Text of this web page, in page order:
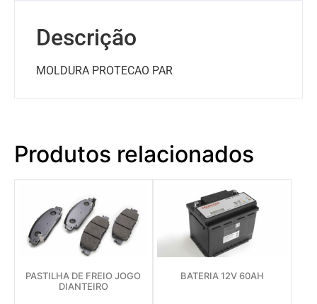
Descrição
MOLDURA PROTECAO PAR
Produtos relacionados
PASTILHA DE FREIO JOGO
DIANTEIRO
BATERIA 12V 60AH